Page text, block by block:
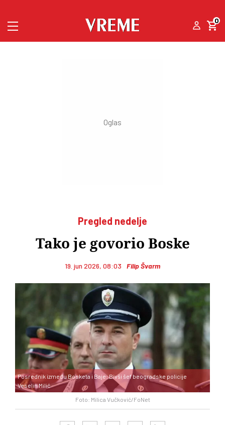
0
Pregled nedelje
Tako je govorio Boske
19. jun 2026, 08:03 Filip Švarm
Foto: Milica Vučković/FoNet
Posrednik između Bosketa i Baje: Bivši šef beogradske policije
Veselin Milić